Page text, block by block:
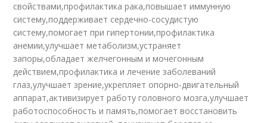
свойствами,профилактика рака,повышает иммунную
систему,поддерживает сердечно-сосудистую
систему,помогает при гипертонии,профилактика
анемии,улучшает метаболизм,устраняет
запоры,обладает желчегонным и мочегонным
действием,профилактика и лечение заболеваний
глаз,улучшает зрение,укрепляет опорно-двигательный
аппарат,активизирует работу головного мозга,улучшает
работоспособность и память,помогает восстановить